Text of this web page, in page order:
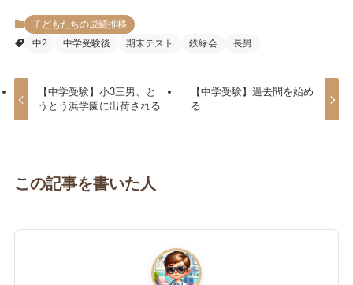
子どもたちの成績推移
中2
中学受験後 期末テスト 鉄緑会 長男
【中学受験】小3三男、と
うとう浜学園に出荷される
【中学受験】過去問を始め
る
この記事を書いた人